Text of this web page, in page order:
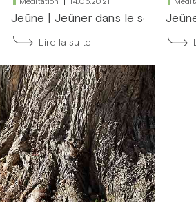
Jeûne Jeûner dans le secret
Lire la suite